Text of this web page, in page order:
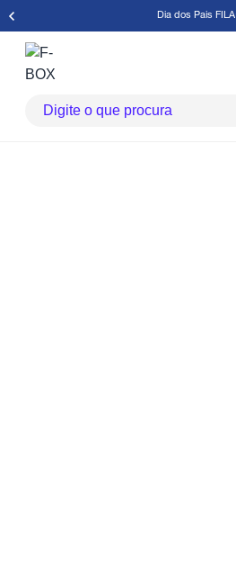
Dia dos Pais FILA